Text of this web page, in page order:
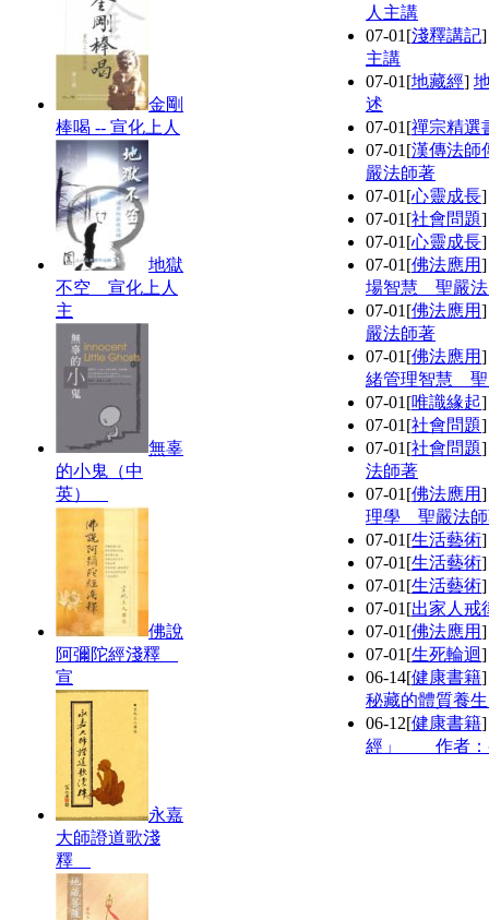
金剛
棒喝 -- 宣化上人
地獄
不空 宣化上人
主
無辜
的小鬼（中
英）
佛說
阿彌陀經淺釋
宣
永嘉
大師證道歌淺
釋
人主講
07-01 [淺釋講記
主講
07-01 [地藏經]
述
07-01 [禪宗精選
07-01 [漢傳法師
嚴法師著
07-01 [心靈成長
07-01 [社會問題
07-01 [心靈成長
07-01 [佛法應用
場智慧 聖嚴
07-01 [佛法應用
嚴法師著
07-01 [佛法應用
緒管理智慧
07-01 [唯識緣起
07-01 [社會問題
07-01 [社會問題
法師著
07-01 [佛法應用
理學 聖嚴法
07-01 [生活藝術
07-01 [生活藝術
07-01 [生活藝術
07-01 [出家人戒
07-01 [佛法應用
07-01 [生死輪迴
06-14[健康書籍
秘藏的體質養
06-12[健康書籍
經」 作者：